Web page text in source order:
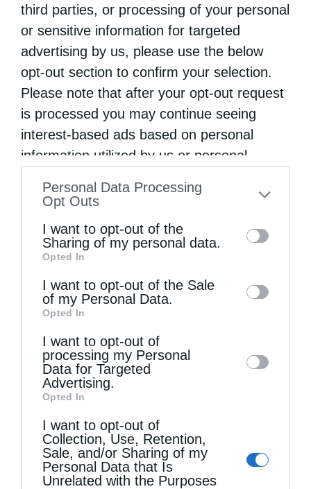
third parties, or processing of your personal
or sensitive information for targeted
advertising by us, please use the below
opt-out section to confirm your selection.
Please note that after your opt-out request
is processed you may continue seeing
interest-based ads based on personal
information utilized by us or personal
to your opt-out. You may separately opt-out
information by third parties on the IAB’s list
of downstream participants. This
information may also be disclosed by us to
third parties on theIAB’s List of
Downstream Participants
disclose it to other third parties.
Personal Data Processing
Opt Outs
I want to opt-out of the
Sharing of my personal data.
Opted In
I want to opt-out of the Sale
of my Personal Data.
Opted In
I want to opt-out of
processing my Personal
Data for Targeted
Advertising.
Opted In
I want to opt-out of
Collection, Use, Retention,
Sale, and/or Sharing of my
Personal Data that Is
Unrelated with the Purposes
Όσα πρέπει να γνωρίζουμε για τη νηστεία του...
Άγιος Παΐσιος: Η γλυκύτητα της πνευματικής ζωής
Ψαλίδι στη γλώσσα